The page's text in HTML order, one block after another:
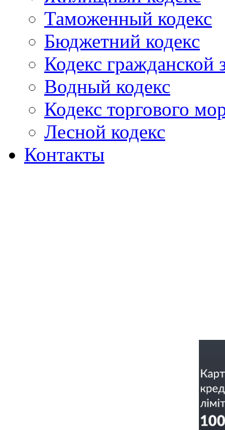
Таможенный кодекс
Бюджетний кодекс
Кодекс гражданской
Водный кодекс
Кодекс торгового
Лесной кодекс
Контакты